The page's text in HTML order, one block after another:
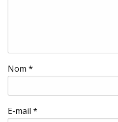
Nom *
E-mail *